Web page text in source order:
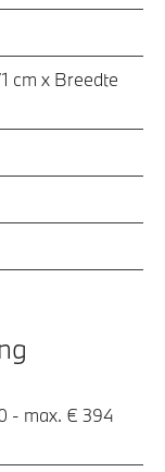
cm x Breedte
- max. € 394